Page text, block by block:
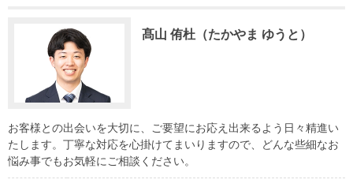
髙山 侑杜（たかやま ゆうと）
お客様との出会いを大切に、ご要望にお応え出来るよう日々精進い
たします。丁寧な対応を心掛けてまいりますので、どんな些細なお
悩み事でもお気軽にご相談ください。